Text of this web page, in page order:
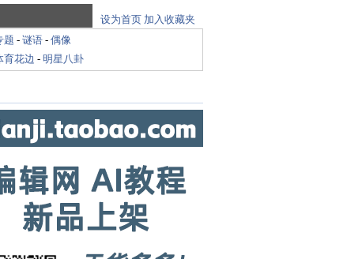
设为首页 加入收藏夹
题 - 谜语 - 偶像
育花边 - 明星八卦